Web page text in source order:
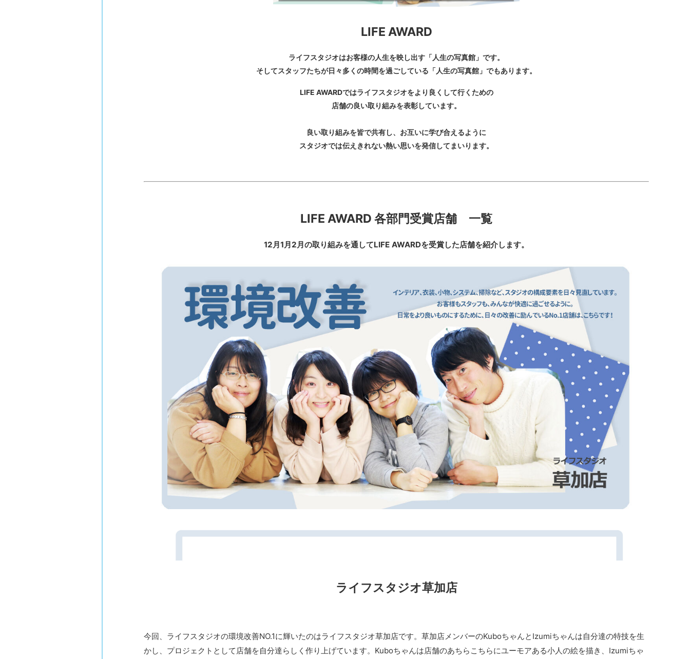
LIFE AWARD
ライフスタジオはお客様の人生を映し出す「人生の写真館」です。
そしてスタッフたちが日々多くの時間を過ごしている「人生の写真館」でもあります。
LIFE AWARDではライフスタジオをより良くして行くための
店舗の良い取り組みを表彰しています。
良い取り組みを皆で共有し、お互いに学び合えるように
スタジオでは伝えきれない熱い思いを発信してまいります。
LIFE AWARD 各部門受賞店舗 一覧
12 月1月2月の取り組みを通してLIFE AWARDを受賞した店舗を紹介します。
ライフスタジオ草加店
今回、ライフスタジオの環境改善NO.1に輝いたのはライフスタジオ草加店です。草加店メンバーのKuboちゃんとIzumiちゃんは自分達の特技を生
かし、プロジェクトとして店舗を自分達らしく作り上げています。Kuboちゃんは店舗のあちらこちらにユーモアある小人の絵を描き、Izumiちゃ